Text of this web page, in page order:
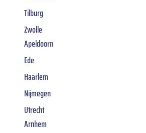
Tilburg
Zwolle
Apeldoorn
Ede
Haarlem
Nijmegen
Utrecht
Arnhem